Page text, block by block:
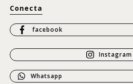
Conecta
facebook
Instagram
Whatsapp